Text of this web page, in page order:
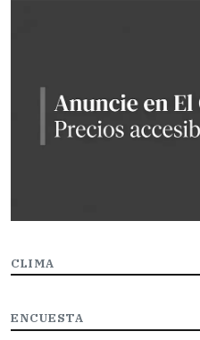
CLIMA
ENCUESTA